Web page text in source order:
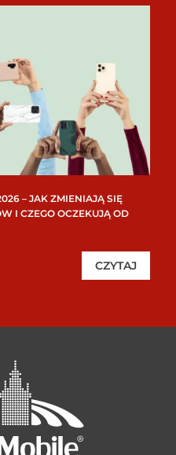
– JAK ZMIENIAJĄ SIĘ
I CZEGO OCZEKUJĄ OD
CZYTAJ